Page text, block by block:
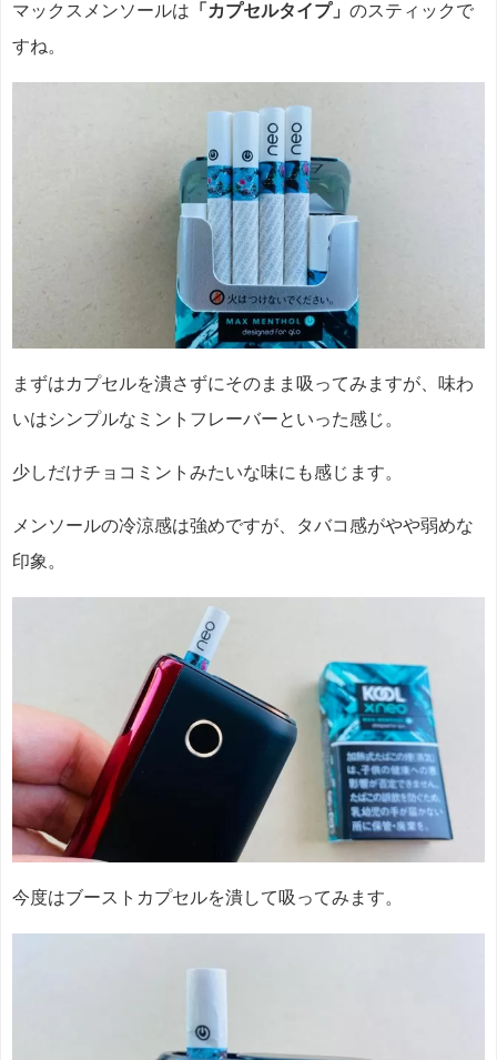
マックスメンソールは 「カプセルタイプ」 のスティックで
すね。
まずはカプセルを潰さずにそのまま吸ってみますが、味わ
いはシンプルなミントフレーバーといった感じ。
少しだけチョコミントみたいな味にも感じます。
メンソールの冷涼感は強めですが、タバコ感がやや弱めな
印象。
今度はブーストカプセルを潰して吸ってみます。